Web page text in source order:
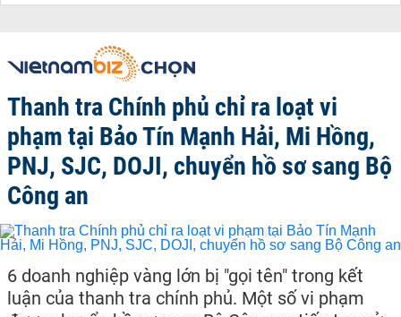
Thanh tra Chính phủ chỉ ra loạt vi
phạm tại Bảo Tín Mạnh Hải, Mi Hồng,
PNJ, SJC, DOJI, chuyển hồ sơ sang Bộ
Công an
6 doanh nghiệp vàng lớn bị "gọi tên" trong kết
luận của thanh tra chính phủ. Một số vi phạm